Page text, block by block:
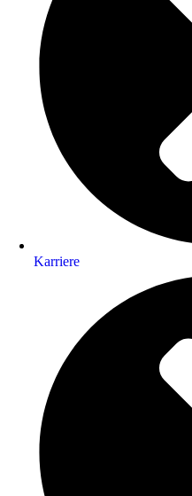
Karriere